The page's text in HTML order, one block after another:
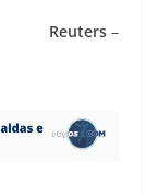
Reuters –